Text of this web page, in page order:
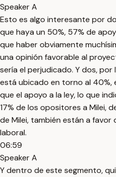
Speaker A
Esto es algo interesante por
que haya un 50%, 57% de
que haber obviamente
una opinión favorable al
sería el perjudicado. Y dos, por
está ubicado en torno al 40%,
que el apoyo a la ley, lo que
17% de los opositores a Milei,
de Milei, también están a favor
laboral.
06:59
Speaker A
Y dentro de este segmento,